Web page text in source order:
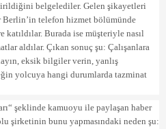
belgelediler. Gelen şikayetleri
telefon hizmet bölümünde
katıldılar. Burada ise müşteriyle nasıl
aldılar. Çıkan sonuç şu: Çalışanlara
eksik bilgiler verin, yanlış
yolcuya hangi durumlarda tazminat
şeklinde kamuoyu ile paylaşan haber
şirketinin bunu yapmasındaki neden şu: